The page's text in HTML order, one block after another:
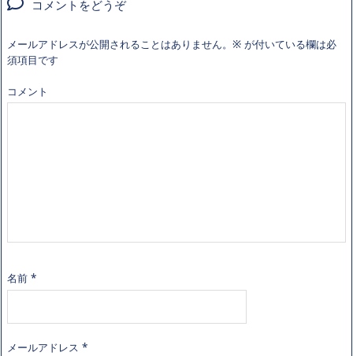
コメントをどうぞ
メールアドレスが公開されることはありません。 ※ が付いている欄は必
須項目です
コメント
名前 *
メールアドレス *